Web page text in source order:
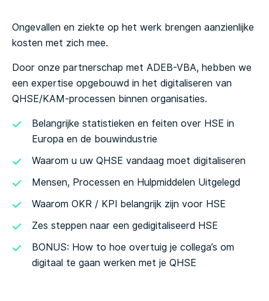
Ongevallen en ziekte op het werk brengen aanzienlijke
kosten met zich mee.
Door onze partnerschap met ADEB-VBA, hebben we
een expertise opgebouwd in het digitaliseren van
QHSE/KAM-processen binnen organisaties.
Belangrijke statistieken en feiten over HSE in
Europa en de bouwindustrie
Waarom u uw QHSE vandaag moet digitaliseren
Mensen, Processen en Hulpmiddelen Uitgelegd
Waarom OKR / KPI belangrijk zijn voor HSE
Zes steppen naar een gedigitaliseerd HSE
BONUS: How to hoe overtuig je collega’s om
digitaal te gaan werken met je QHSE